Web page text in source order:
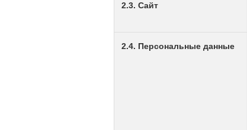
2.3. Сайт
2.4. Персональные данные